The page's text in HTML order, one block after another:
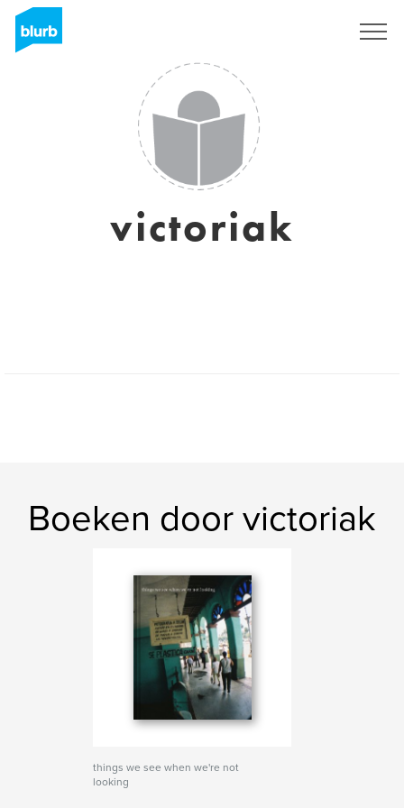
victoriak
Boeken door victoriak
things we see when we're not
looking